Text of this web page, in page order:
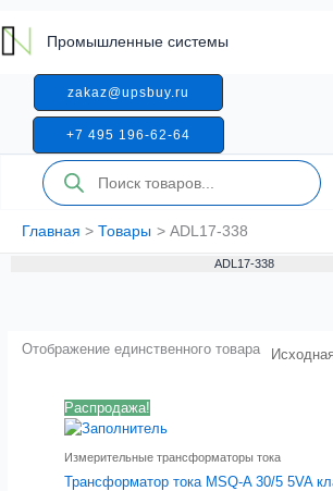
к
содержимому
Промышленные системы
zakaz@upsbuy.ru
+7 495 196-62-64
Поиск
товаров
Главная Товары ADL17-338
ADL17-338
Отображение единственного товара
Распродажа!
Измерительные трансформаторы тока
Трансформатор тока MSQ-A 30/5 5VA